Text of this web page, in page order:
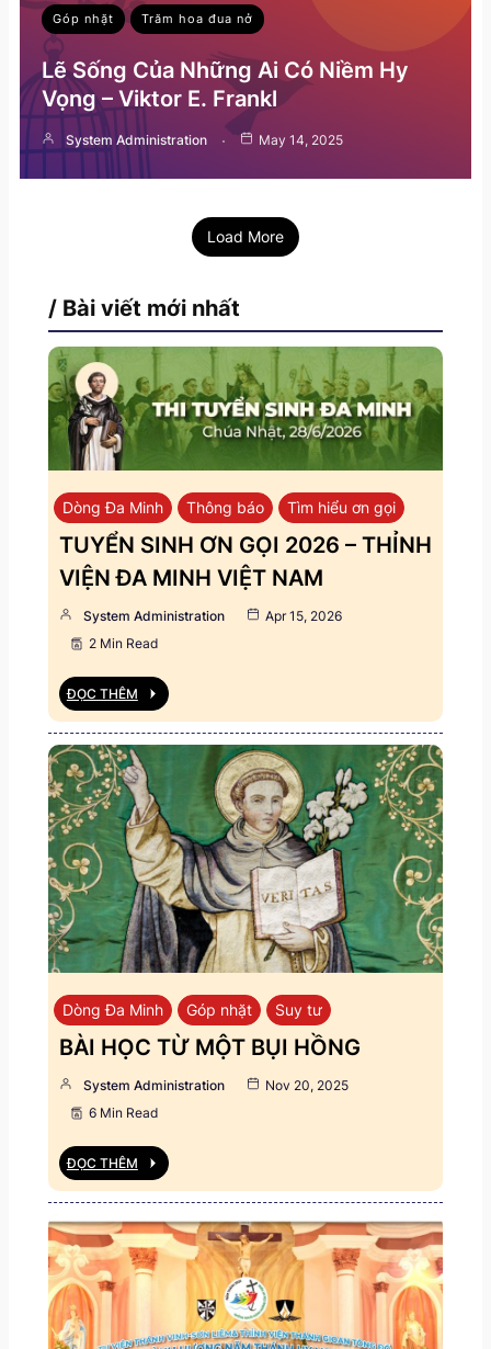
Góp nhặt Trăm hoa đua nở
Lẽ Sống Của Những Ai Có Niềm Hy
Vọng – Viktor E. Frankl
System Administration May 14, 2025
Load More
/ Bài viết mới nhất
Dòng Đa Minh Thông báo Tìm hiểu ơn gọi
TUYỂN SINH ƠN GỌI 2026 – THỈNH
VIỆN ĐA MINH VIỆT NAM
System Administration
Apr 15, 2026
2 Min Read
ĐỌC THÊM
Dòng Đa Minh Góp nhặt Suy tư
BÀI HỌC TỪ MỘT BỤI HỒNG
System Administration
Nov 20, 2025
6 Min Read
ĐỌC THÊM